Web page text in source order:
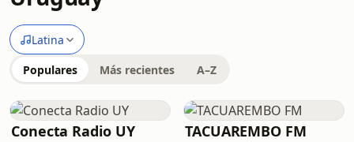
Latina
Populares Más recientes A–Z
Conecta Radio UY TACUAREMBO FM